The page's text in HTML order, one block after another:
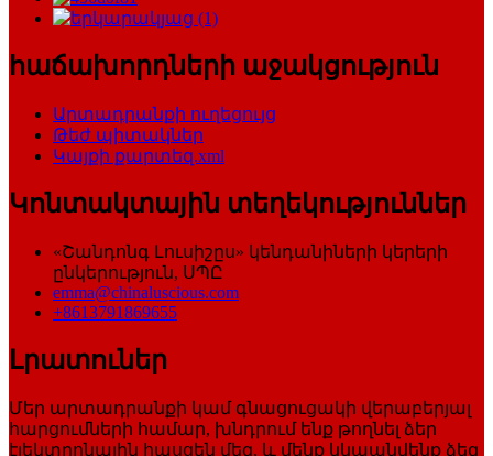
հաճախորդների աջակցություն
Արտադրանքի ուղեցույց
Թեժ պիտակներ
Կայքի քարտեզ.xml
Կոնտակտային տեղեկություններ
«Շանդոնգ Լուսիշըս» կենդանիների կերերի
ընկերություն, ՍՊԸ
emma@chinaluscious.com
+8613791869655
Լրատուներ
Մեր արտադրանքի կամ գնացուցակի վերաբերյալ
հարցումների համար, խնդրում ենք թողնել ձեր
էլեկտրոնային հասցեն մեզ, և մենք կկապնվենք ձեզ